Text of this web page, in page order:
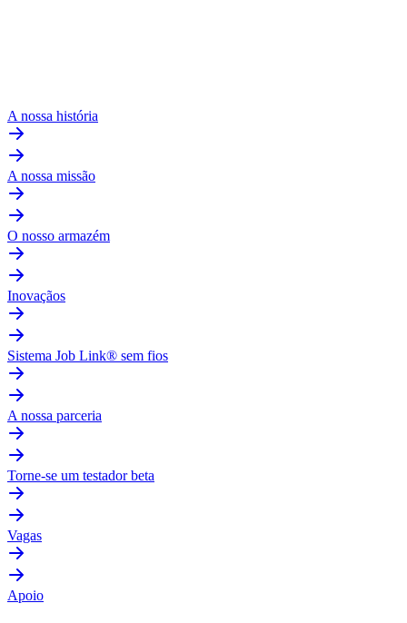
A nossa história
A nossa missão
O nosso armazém
Inovaçãos
Sistema Job Link® sem fios
A nossa parceria
Torne-se um testador beta
Vagas
Apoio